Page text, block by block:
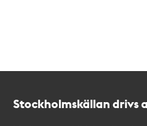
Stockholmskällan drivs